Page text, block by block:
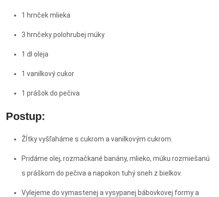
1 hrnček mlieka
3 hrnčeky polohrubej múky
1 dl oleja
1 vanilkový cukor
1 prášok do pečiva
Postup:
Žĺtky vyšľaháme s cukrom a vanilkovým cukrom.
Pridáme olej, rozmačkané banány, mlieko, múku rozmiešanú
s práškom do pečiva a napokon tuhý sneh z bielkov.
Vylejeme do vymastenej a vysypanej bábovkovej formy a